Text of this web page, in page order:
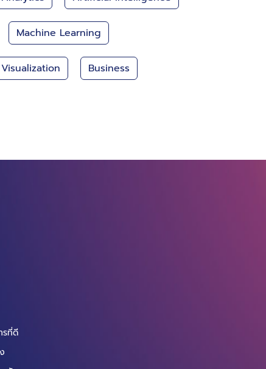
Machine Learning
Business
รที่ดี